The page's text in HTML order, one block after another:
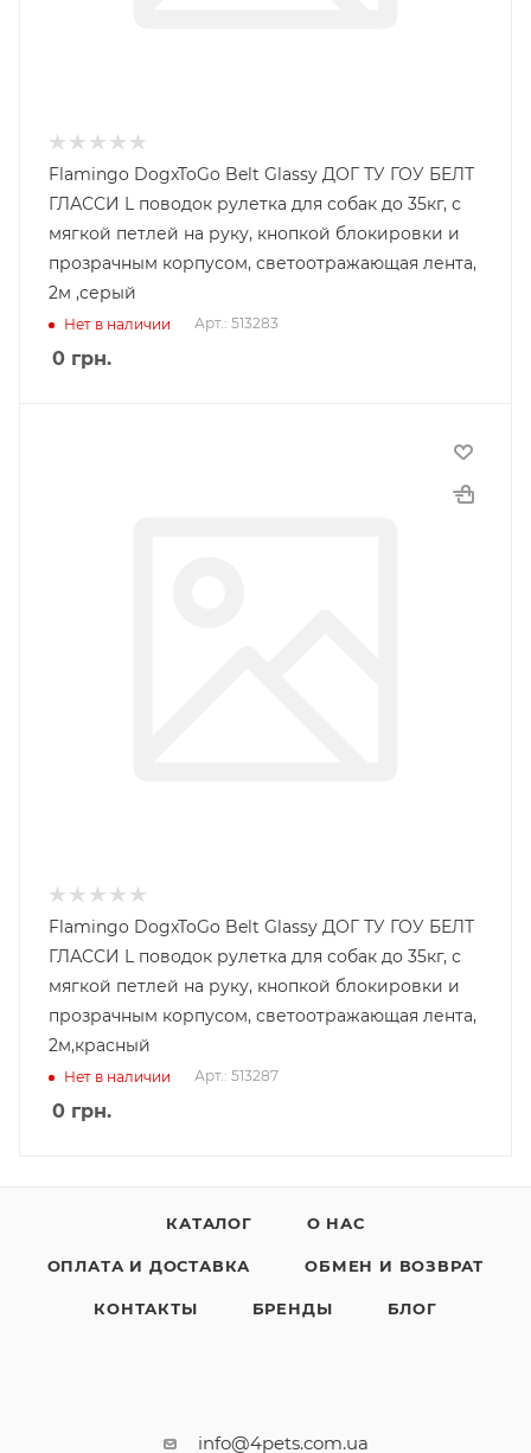
Flamingo DogxToGo Belt Glassy ДОГ ТУ ГОУ БЕЛТ
ГЛАССИ L поводок рулетка для собак до 35кг, с
мягкой петлей на руку, кнопкой блокировки и
прозрачным корпусом, светоотражающая лента,
2м ,серый
Нет в наличии Арт.: 513283
0 грн.
Flamingo DogxToGo Belt Glassy ДОГ ТУ ГОУ БЕЛТ
ГЛАССИ L поводок рулетка для собак до 35кг, с
мягкой петлей на руку, кнопкой блокировки и
прозрачным корпусом, светоотражающая лента,
2м,красный
Нет в наличии Арт.: 513287
0 грн.
КАТАЛОГ О НАС
ОПЛАТА И ДОСТАВКА ОБМЕН И ВОЗВРАТ
КОНТАКТЫ БРЕНДЫ БЛОГ
info@4pets.com.ua